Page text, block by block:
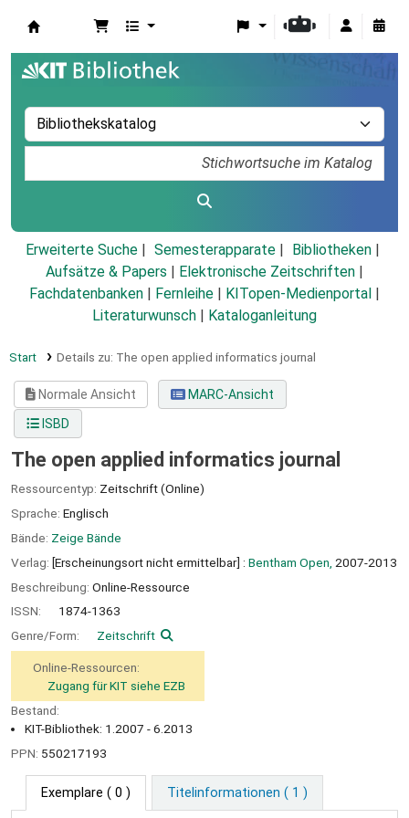
Erweiterte Suche Semesterapparate
Bibliotheken
Aufsätze & Papers
Elektronische Zeitschriften
Fachdatenbanken
Fernleihe KITopen-Medienportal
Literaturwunsch
Kataloganleitung
Start Details zu: The open applied informatics journal
Normale Ansicht
MARC-Ansicht
ISBD
The open applied informatics journal
Ressourcentyp: Zeitschrift (Online)
Sprache: Englisch
Bände: Zeige Bände
Verlag: [Erscheinungsort nicht ermittelbar] : Bentham Open, 2007-2013
Beschreibung: Online-Ressource
ISSN:
1874-1363
Genre/Form:
Zeitschrift
Online-Ressourcen:
Zugang für KIT siehe EZB
Bestand:
KIT-Bibliothek: 1.2007 - 6.2013
PPN: 550217193
Exemplare ( 0 ) Titelinformationen ( 1 )